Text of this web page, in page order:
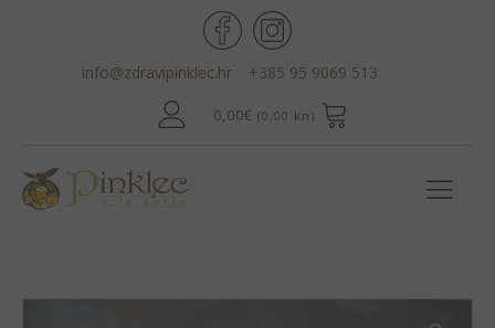
info@zdravipinklec.hr +385 95 9069 513
0,00€ (0,00 kn)